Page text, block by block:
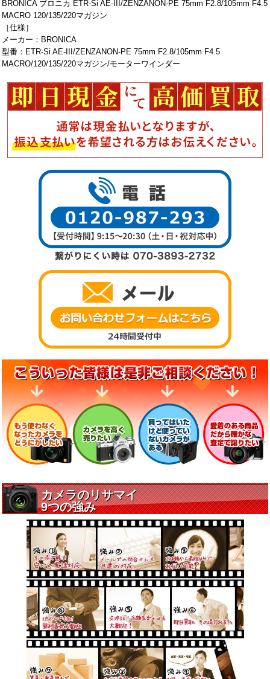
BRONICA ブロニカ ETR-Si AE-III/ZENZANON-PE 75mm F2.8/105mm F4.5
MACRO 120/135/220マガジン
［仕様］
メーカー：BRONICA
型番：ETR-Si AE-III/ZENZANON-PE 75mm F2.8/105mm F4.5
MACRO/120/135/220マガジン/モーターワインダー